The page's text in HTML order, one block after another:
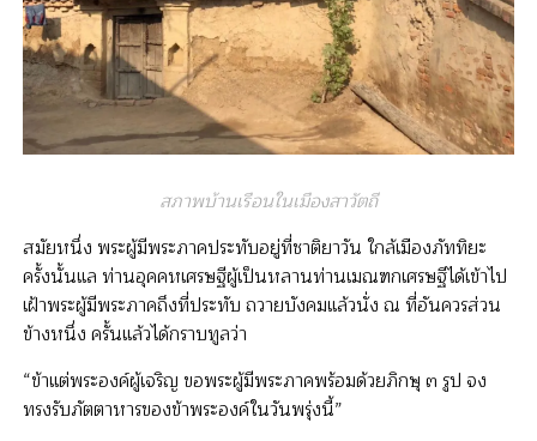
สภาพบ้านเรือนในเมืองสาวัตถี
สมัยหนึ่ง พระผู้มีพระภาคประทับอยู่ที่ชาติยาวัน ใกล้เมืองภัททิยะ
ครั้งนั้นแล ท่านอุคคหเศรษฐีผู้เป็นหลานท่านเมณฑกเศรษฐีได้เข้าไป
เฝ้าพระผู้มีพระภาคถึงที่ประทับ ถวายบังคมแล้วนั่ง ณ ที่อันควรส่วน
ข้างหนึ่ง ครั้นแล้วได้กราบทูลว่า
“ข้าแต่พระองค์ผู้เจริญ ขอพระผู้มีพระภาคพร้อมด้วยภิกษุ ๓ รูป จง
ทรงรับภัตตาหารของข้าพระองค์ในวันพรุ่งนี้”